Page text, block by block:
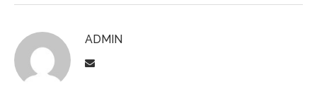
ADMIN